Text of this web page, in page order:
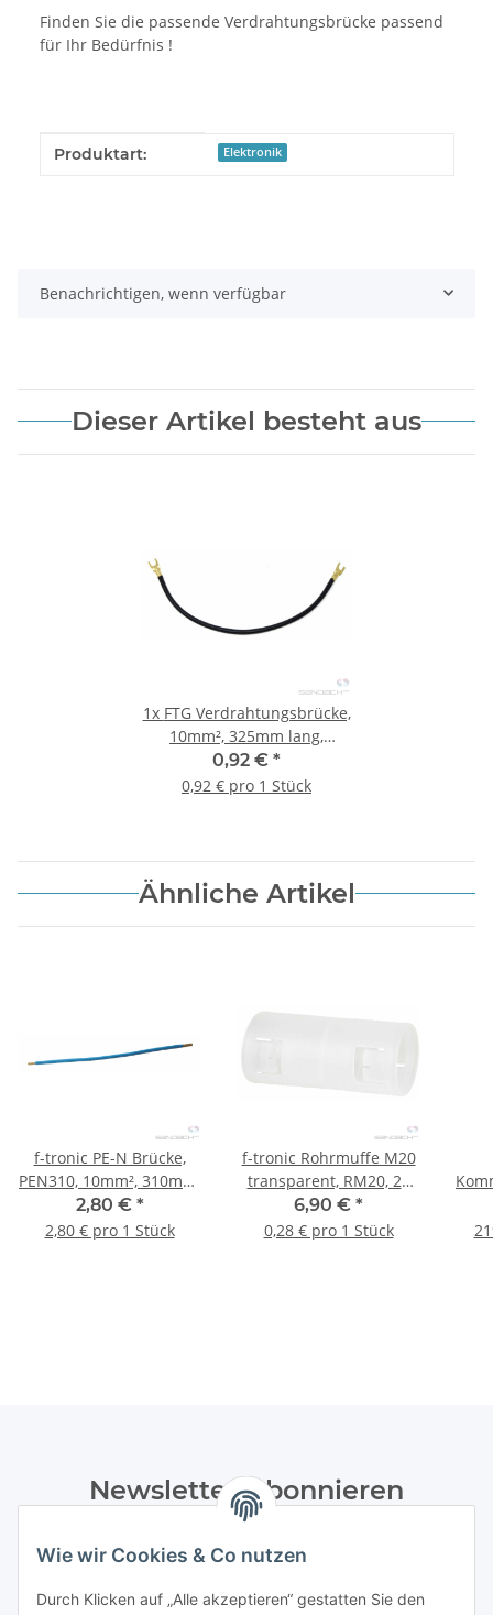
Wie wir Cookies & Co nutzen
Durch Klicken auf „Alle akzeptieren“ gestatten Sie den
Finden Sie die passende Verdrahtungsbrücke passend
für Ihr Bedürfnis !
Produkteigenschaft
Wert
Produktart: Elektronik
Benachrichtigen, wenn verfügbar
Dieser Artikel besteht aus
1x FTG Verdrahtungsbrücke,
10mm², 325mm lang,
schwarz, 2x
Gabelkabelschuh
0,92 € *
0,92 € pro 1 Stück
Ähnliche Artikel
f-tronic PE-N Brücke,
PEN310, 10mm², 310mm,
blau, 1 Stück
2,80 € *
2,80 € pro 1 Stück
f-tronic Rohrmuffe M20
transparent, RM20, 25
Stück
6,90 € *
0,28 € pro 1 Stück
Newsletter Abonnieren
Datenschutzerklärungregelmäßig und jederzeit widerruflich